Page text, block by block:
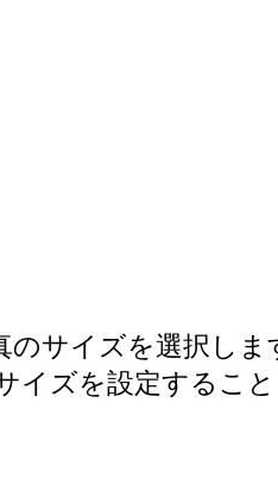
サイズを選択しま
イズを設定すること